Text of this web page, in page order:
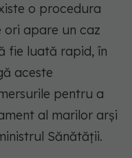
o procedura
apare un caz
fie luată rapid, în
aceste
pentru a
al marilor arși
Sănătății.